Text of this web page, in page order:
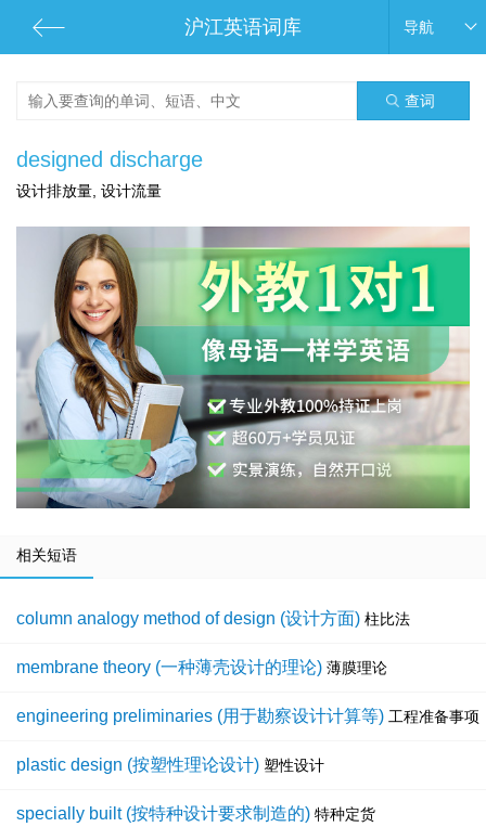
沪江英语词库 导航
查词
designed discharge
设计排放量, 设计流量
相关短语
column analogy method of design (设计方面) 柱比法
membrane theory (一种薄壳设计的理论) 薄膜理论
engineering preliminaries (用于勘察设计计算等) 工程准备事项
plastic design (按塑性理论设计) 塑性设计
specially built (按特种设计要求制造的) 特种定货